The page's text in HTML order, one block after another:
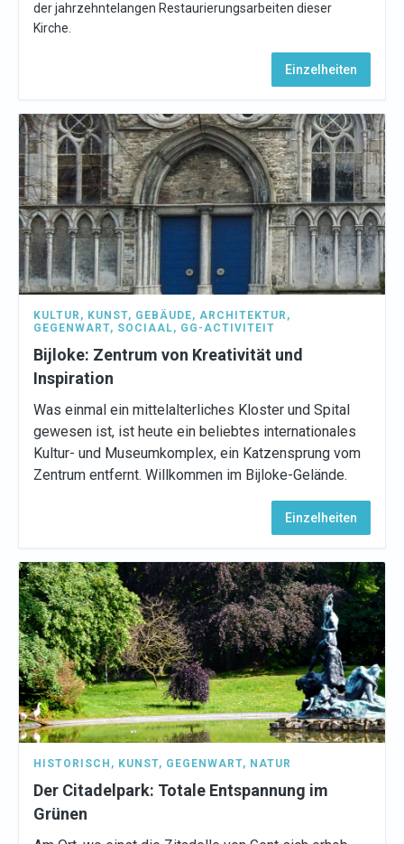
der jahrzehntelangen Restaurierungsarbeiten dieser
Kirche.
Einzelheiten
KULTUR , KUNST, GEBÄUDE, ARCHITEKTUR ,
GEGENWART, SOCIAAL, GG-ACTIVITEIT
Bijloke: Zentrum von Kreativität und
Inspiration
Was einmal ein mittelalterliches Kloster und Spital
gewesen ist, ist heute ein beliebtes internationales
Kultur- und Museumkomplex, ein Katzensprung vom
Zentrum entfernt. Willkommen im Bijloke-Gelände.
Einzelheiten
HISTORISCH , KUNST, GEGENWART, NATUR
Der Citadelpark: Totale Entspannung im
Grünen